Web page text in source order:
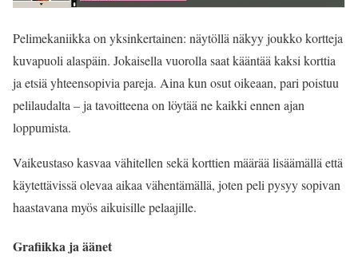
Pelimekaniikka on yksinkertainen: näytöllä näkyy joukko kortteja
kuvapuoli alaspäin. Jokaisella vuorolla saat kääntää kaksi korttia
ja etsiä yhteensopivia pareja. Aina kun osut oikeaan, pari poistuu
pelilaudalta – ja tavoitteena on löytää ne kaikki ennen ajan
loppumista.
Vaikeustaso kasvaa vähitellen sekä korttien määrää lisäämällä että
käytettävissä olevaa aikaa vähentämällä, joten peli pysyy sopivan
haastavana myös aikuisille pelaajille.
Grafiikka ja äänet